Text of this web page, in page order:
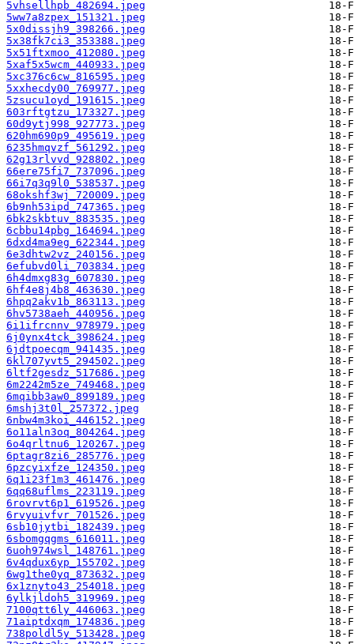
5vhsellhpb_482694.jpeg
5ww7a8zpex_151321.jpeg
5x0dissjh9_398266.jpeg
5x38fk7ci3_353388.jpeg
5x51ftxmoo_412080.jpeg
5xaf5x5wcm_440933.jpeg
5xc376c6cw_816595.jpeg
5xxhecdy00_769977.jpeg
5zsucu1oyd_191615.jpeg
603rftgtzu_173327.jpeg
60d9ytj998_927773.jpeg
620hm690p9_495619.jpeg
6235hmqvzf_561292.jpeg
62g13rlvvd_928802.jpeg
66ere75fi7_737096.jpeg
66i7q3q9l0_538537.jpeg
68okshf3wj_720009.jpeg
6b9nh53ipd_747365.jpeg
6bk2skbtuv_883535.jpeg
6cbbu14pbg_164694.jpeg
6dxd4ma9eg_622344.jpeg
6e3dhtw2vz_240156.jpeg
6efubvd0li_703834.jpeg
6h4dmxg83g_607830.jpeg
6hf4e8j4b8_463630.jpeg
6hpq2akv1b_863113.jpeg
6hv5738aeh_440956.jpeg
6i1ifrcnnv_978979.jpeg
6j0ynx4tck_398624.jpeg
6jdtpoecqm_941435.jpeg
6kl707yvt5_294502.jpeg
6ltf2gesdz_517686.jpeg
6m2242m5ze_749468.jpeg
6mqibb3aw0_899189.jpeg
6mshj3t0l_257372.jpeg
6nbw4m3koi_446152.jpeg
6o11aln3oq_804264.jpeg
6o4qrltnu6_120267.jpeg
6ptagr8zi6_285776.jpeg
6pzcyixfze_124350.jpeg
6q1i23f1m3_461476.jpeg
6qq68uflms_223119.jpeg
6rovrvt6p1_619526.jpeg
6rvyuivfvr_701526.jpeg
6sb10jytbi_182439.jpeg
6sbomgqgms_616011.jpeg
6uoh974wsl_148761.jpeg
6v4qdux6yp_155702.jpeg
6wg1the0yq_873632.jpeg
6x1znyto43_254018.jpeg
6ylkjldoh5_319969.jpeg
7100qtt6ly_446063.jpeg
71aiptdxqm_174836.jpeg
738poldl5y_513428.jpeg